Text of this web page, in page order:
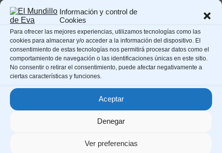
Información y control de
Cookies
Para ofrecer las mejores experiencias, utilizamos tecnologías como las
cookies para almacenar y/o acceder a la información del dispositivo. El
consentimiento de estas tecnologías nos permitirá procesar datos como el
comportamiento de navegación o las identificaciones únicas en este sitio.
No consentir o retirar el consentimiento, puede afectar negativamente a
ciertas características y funciones.
Aceptar
Denegar
Ver preferencias
AGOTADO
BORDADO DE LAGARTERA / Tienda
Revista-Labores de Lagartera-Realce Nº 140
5,50€
2/2